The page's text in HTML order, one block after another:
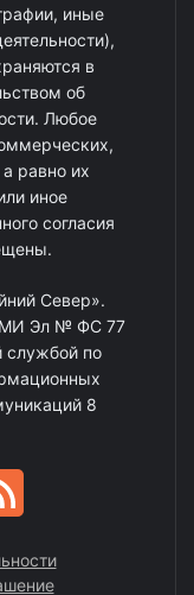
иные
в
об
Любое
равно их
иное
согласия
Север».
Эл № ФС 77
службой по
8